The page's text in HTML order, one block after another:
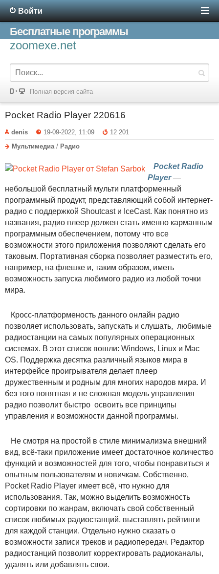
Войти
Бесплатные программы
zoomexe.net
Полная версия сайта
Pocket Radio Player 220616
denis 19-09-2022, 11:09
12 201
Мультимедиа / Радио
Pocket Radio
Player—
небольшой бесплатный мульти платформенный
программный продукт, представляющий собой интернет-
радио с поддержкой Shoutcast и IceCast. Как понятно из
названия, радио плеер должен стать именно карманным
программным обеспечением, потому что все
возможности этого приложения позволяют сделать его
таковым. Портативная сборка позволяет разместить его,
например, на флешке и, таким образом, иметь
возможность запуска любимого радио из любой точки
мира.
Кросс-платформеность данного онлайн радио
позволяет использовать, запускать и слушать, любимые
радиостанции на самых популярных операционных
системах. В этот список вошли: Windows, Linux и Mac
OS. Поддержка десятка различный языков мира в
интерфейсе проигрывателя делает плеер
дружественным и родным для многих народов мира. И
без того понятная и не сложная модель управления
радио позволит быстро освоить все принципы
управления и возможности данной программы.
Не смотря на простой в стиле минимализма внешний
вид, всё-таки приложение имеет достаточное количество
функций и возможностей для того, чтобы понравиться и
опытным пользователям и новичкам. Собственно,
Pocket Radio Player имеет всё, что нужно для
использования. Так, можно выделить возможность
сортировки по жанрам, включать свой собственный
список любимых радиостанций, выставлять рейтинги
для каждой станции. Отдельно нужно сказать о
возможности записи треков и радиопередач. Редактор
радиостанций позволит корректировать радиоканалы,
удалять или добавлять свои.